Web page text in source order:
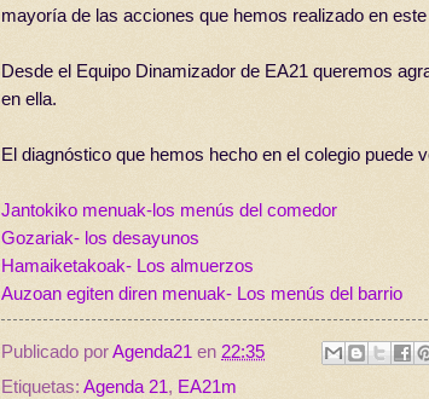
mayoría de las acciones que hemos realizado en
Desde el Equipo Dinamizador de EA21 queremos
en ella.
El diagnóstico que hemos hecho en el colegio puede
Jantokiko menuak-los menús del comedor
Gozariak- los desayunos
Hamaiketakoak- Los almuerzos
Auzoan egiten diren menuak- Los menús del barrio
Publicado porAgenda21 en 22:35
Etiquetas: Agenda 21, EA21m